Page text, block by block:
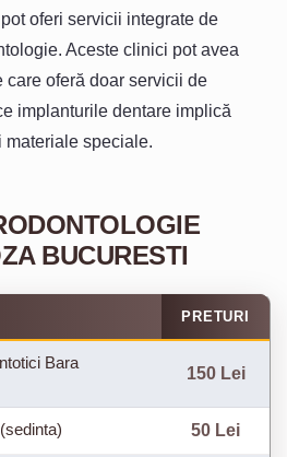
oferi servicii integrate de
Aceste clinici pot avea
care oferă doar servicii de
implanturile dentare implică
materiale speciale.
BUCURESTI
PRETURI
Bara
150 Lei
50 Lei